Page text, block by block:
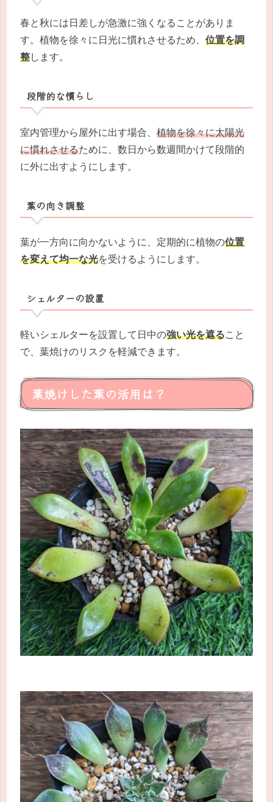
春と秋には日差しが急激に強くなることがありま
す。植物を徐々に日光に慣れさせるため、 位置を調
整します。
段階的な慣らし
室内管理から屋外に出す場合、 植物を徐々に太陽光
に慣れさせるために、数日から数週間かけて段階的
に外に出すようにします。
葉の向き調整
葉が一方向に向かないように、定期的に植物の位置
を変えて均一な光を受けるようにします。
シェルターの設置
軽いシェルターを設置して日中の強い光を遮ること
で、葉焼けのリスクを軽減できます。
葉焼けした葉の活用は？